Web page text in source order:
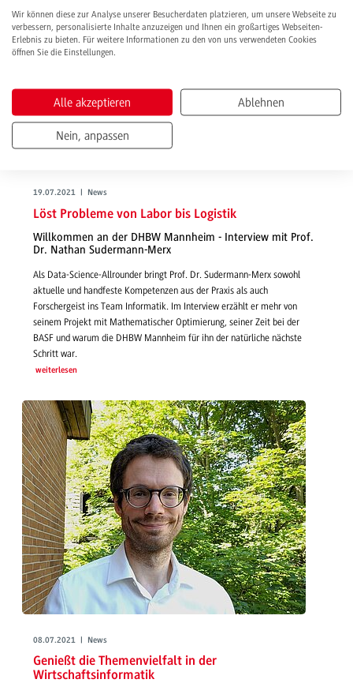
19.07.2021 | News
Löst Probleme von Labor bis Logistik
Willkommen an der DHBW Mannheim - Interview mit Prof.
Dr. Nathan Sudermann-Merx
Als Data-Science-Allrounder bringt Prof. Dr. Sudermann-Merx sowohl
aktuelle und handfeste Kompetenzen aus der Praxis als auch
Forschergeist ins Team Informatik. Im Interview erzählt er mehr von
seinem Projekt mit Mathematischer Optimierung, seiner Zeit bei der
BASF und warum die DHBW Mannheim für ihn der natürliche nächste
Schritt war.
weiterlesen
08.07.2021 | News
Genießt die Themenvielfalt in der
Wirtschaftsinformatik
Wir können diese zur Analyse unserer Besucherdaten platzieren, um unsere Webseite zu
verbessern, personalisierte Inhalte anzuzeigen und Ihnen ein großartiges Webseiten-
Erlebnis zu bieten. Für weitere Informationen zu den von uns verwendeten Cookies
öffnen Sie die Einstellungen.
Alle akzeptieren Ablehnen
Nein, anpassen